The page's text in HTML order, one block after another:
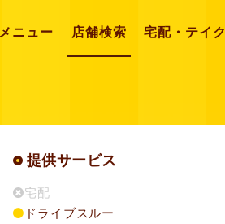
メニュー 店舗検索 宅配・テイ
提供サービス
宅配
ドライブスルー